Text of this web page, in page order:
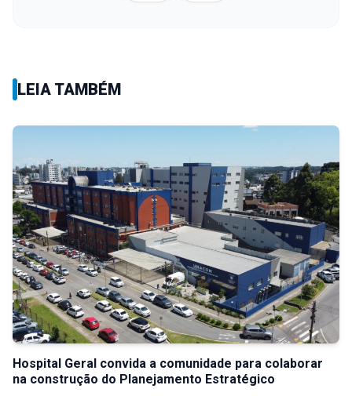
LEIA TAMBÉM
Hospital Geral convida a comunidade para colaborar
na construção do Planejamento Estratégico